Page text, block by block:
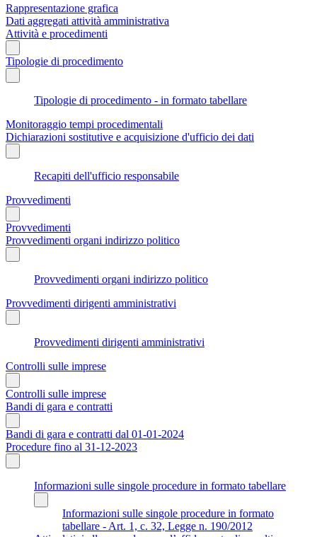
Rappresentazione grafica
Dati aggregati attività amministrativa
Attività e procedimenti
Tipologie di procedimento
Tipologie di procedimento - in formato tabellare
Monitoraggio tempi procedimentali
Dichiarazioni sostitutive e acquisizione d'ufficio dei dati
Recapiti dell'ufficio responsabile
Provvedimenti
Provvedimenti
Provvedimenti organi indirizzo politico
Provvedimenti organi indirizzo politico
Provvedimenti dirigenti amministrativi
Provvedimenti dirigenti amministrativi
Controlli sulle imprese
Controlli sulle imprese
Bandi di gara e contratti
Bandi di gara e contratti dal 01-01-2024
Procedure fino al 31-12-2023
Informazioni sulle singole procedure in formato tabellare
Informazioni sulle singole procedure in formato
tabellare - Art. 1, c. 32, Legge n. 190/2012